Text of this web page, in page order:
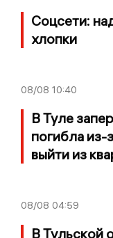
Соцсети:
хлопки
08/08 10:40
В Туле
погибла из-
выйти из
08/08 04:59
В Тульской